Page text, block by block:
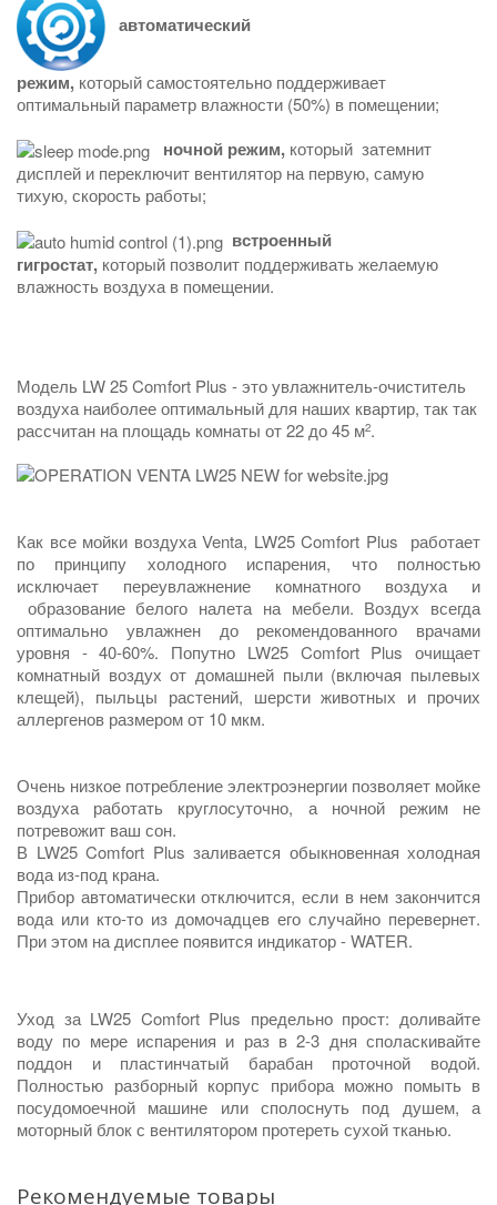
автоматический
режим, который самостоятельно поддерживает
оптимальный параметр влажности (50%) в помещении;
ночной режим, который затемнит
дисплей и переключит вентилятор на первую, самую
тихую, скорость работы;
встроенный
гигростат, который позволит поддерживать желаемую
влажность воздуха в помещении.
Модель LW 25 Comfort Plus - это увлажнитель-очиститель
воздуха наиболее оптимальный для наших квартир, так так
рассчитан на площадь комнаты от 22 до 45 м2.
Как все мойки воздуха Venta, LW25Comfort Plus работает
по принципу холодного испарения, что полностью
исключает переувлажнение комнатного воздуха и
образование белого налета на мебели. Воздух всегда
оптимально увлажнен до рекомендованного врачами
уровня - 40-60%. Попутно LW25 Comfort Plus очищает
комнатный воздух от домашней пыли (включая пылевых
клещей), пыльцы растений, шерсти животных и прочих
аллергенов размером от 10 мкм.
Очень низкое потребление электроэнергии позволяет мойке
воздуха работать круглосуточно, а ночной режим не
потревожит ваш сон.
В LW25 Comfort Plus заливается обыкновенная холодная
вода из-под крана.
Прибор автоматически отключится, если в нем закончится
вода или кто-то из домочадцев его случайно перевернет.
При этом на дисплее появится индикатор - WATER.
Уход за LW25 Comfort Plus предельно прост: доливайте
воду по мере испарения и раз в 2-3 дня споласкивайте
поддон и пластинчатый барабан проточной водой.
Полностью разборный корпус прибора можно помыть в
посудомоечной машине или сполоснуть под душем, а
моторный блок с вентилятором протереть сухой тканью.
Рекомендуемые товары